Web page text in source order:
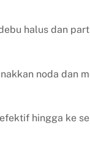
halus dan
noda dan
hingga ke